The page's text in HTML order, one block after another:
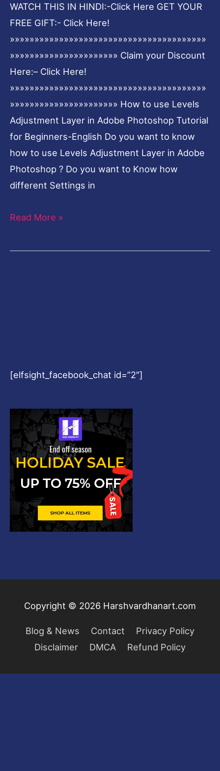
WATCH THIS IN HINDI:-Click Here GET YOUR
FREE GIFT:- Click Here!
»»»»»»»»»»»»»»»»»»»»»»»»»»»»»»»»»»»»»»»»
»»»»»»»»»»»»»»»»»»»»»» Claim your Discount
Here:– Click Here!
»»»»»»»»»»»»»»»»»»»»»»»»»»»»»»»»»»»»»»»»
»»»»»»»»»»»»»»»»»»»»»» How to use Levels
Adjustment Layer in Adobe Photoshop Tutorial
for Beginners-English Do you want to know
how to use Levels Adjustment Layer in Adobe
Photoshop ? Do you want to Know how
different Settings in
Read More »
[elfsight_facebook_chat id=”2″]
Copyright © 2026 Harshvardhanart.com
Blog & News Contact
Privacy Policy
Disclaimer
DMCA Refund Policy